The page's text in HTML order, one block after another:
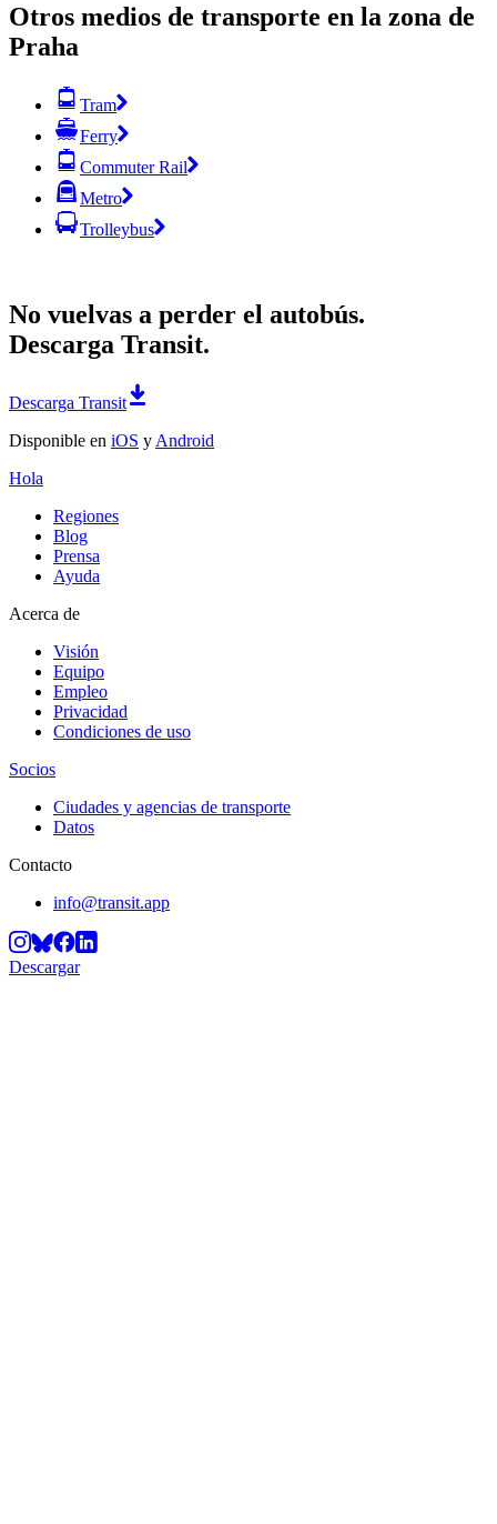
Otros medios de transporte en la zona de
Praha
Tram
Ferry
Commuter Rail
Metro
Trolleybus
No vuelvas a perder el autobús.
Descarga Transit.
Descarga Transit
Disponible en iOS y Android
Hola
Regiones
Blog
Prensa
Ayuda
Acerca de
Visión
Equipo
Empleo
Privacidad
Condiciones de uso
Socios
Ciudades y agencias de transporte
Datos
Contacto
info@transit.app
Descargar